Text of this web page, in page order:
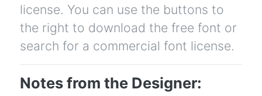
license. You can use the buttons to
the right to download the free font or
search for a commercial font license.
Notes from the Designer: